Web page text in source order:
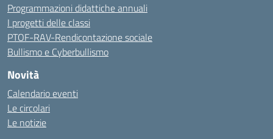
Programmazioni didattiche annuali
I progetti delle classi
PTOF-RAV-Rendicontazione sociale
Bullismo e Cyberbullismo
Novità
Calendario eventi
Le circolari
Le notizie